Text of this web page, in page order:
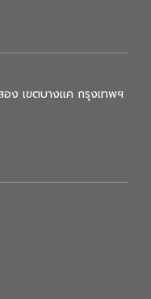
ง เขตบางแค กรุงเทพฯ